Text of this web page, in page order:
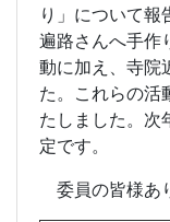
り」について報
遍路さんへ手作
動に加え、寺院
た。これらの活
たしました。次
定です。
委員の皆様あ